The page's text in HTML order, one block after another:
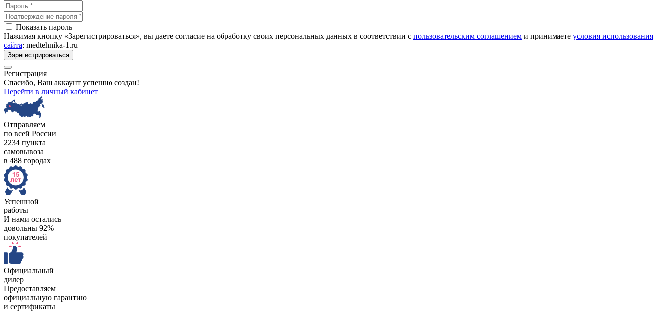
Показать пароль
Нажимая кнопку «Зарегистрироваться», вы даете согласие на обработку своих персональных данных в соответствии с пользовательским соглашением и принимаете условия использования
сайта: medtehnika-1.ru
Зарегистрироваться
Регистрация
Спасибо, Ваш аккаунт успешно создан!
Перейти в личный кабинет
Отправляем
по всей России
2234 пункта
самовывоза
в 488 городах
Успешной
работы
И нами остались
довольны 92%
покупателей
Официальный
дилер
Предоставляем
официальную гарантию
и сертификаты